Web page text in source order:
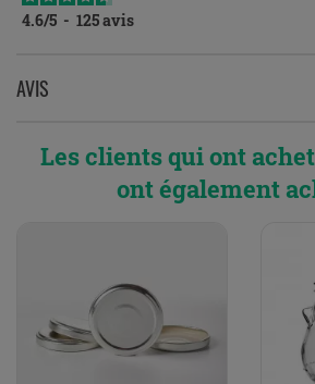
4.6/5 - 125avis
AVIS
Les clients qui ont
ont également